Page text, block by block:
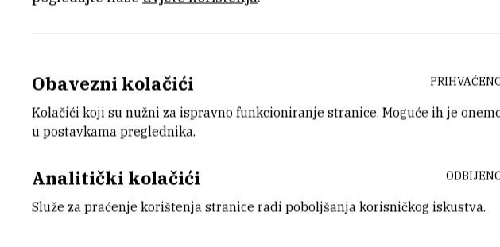
Matija Gredičak ,
sc.
Ivanka Jerić , dr. sc.
Pomoćnik ravnatelja znanstveni
Obavezni kolačići
Kolačići koji su nužni za ispravno funkcioniranje stranice. Moguće ih je
u postavkama preglednika.
Analitički kolačići
Služe za praćenje korištenja stranice radi poboljšanja korisničkog iskustva.